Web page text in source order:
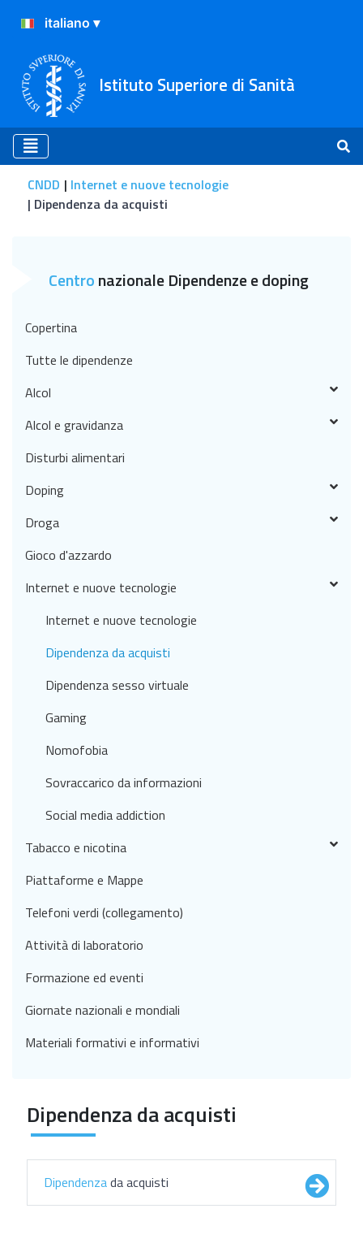
Istituto Superiore di Sanità
CNDD
Internet e nuove tecnologie
Dipendenza da acquisti
Dipendenza da acquisti
Dipendenzada acquisti
Centronazionale Dipendenze e doping
Copertina
Tutte le dipendenze
Alcol
Alcol e gravidanza
Disturbi alimentari
Doping
Droga
Gioco d'azzardo
Internet e nuove tecnologie
Internet e nuove tecnologie
Dipendenza da acquisti
Dipendenza sesso virtuale
Gaming
Nomofobia
Sovraccarico da informazioni
Social media addiction
Tabacco e nicotina
Piattaforme e Mappe
Telefoni verdi (collegamento)
Attività di laboratorio
Formazione ed eventi
Giornate nazionali e mondiali
Materiali formativi e informativi